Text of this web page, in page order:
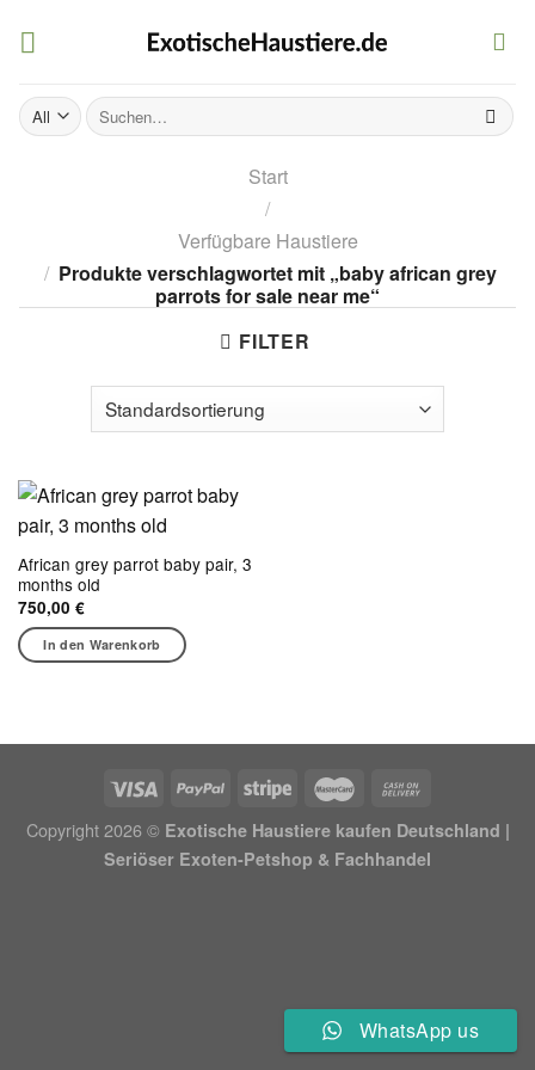
Suchen
nach:
Start
/
Verfügbare Haustiere
/ Produkte verschlagwortet mit „baby african grey
parrots for sale near me“
FILTER
African grey parrot baby pair, 3
months old
750,00 €
In den Warenkorb
Copyright 2026 © Exotische Haustiere kaufen Deutschland |
Seriöser Exoten-Petshop & Fachhandel
WhatsApp us